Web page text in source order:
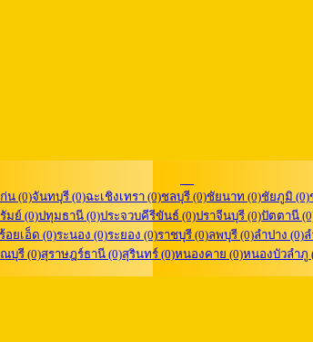
น (0)จันทบุรี (0)ฉะเชิงเทรา (0)ชลบุรี (0)ชัยนาท (0)ชัยภูมิ (0)
มย์ (0)ปทุมธานี (0)ประจวบคีรีขันธ์ (0)ปราจีนบุรี (0)ปัตตานี
อยเอ็ด (0)ระนอง (0)ระยอง (0)ราชบุรี (0)ลพบุรี (0)ลำปาง (0)ล
บุรี (0)สุราษฎร์ธานี (0)สุรินทร์ (0)หนองคาย (0)หนองบัวลำภู